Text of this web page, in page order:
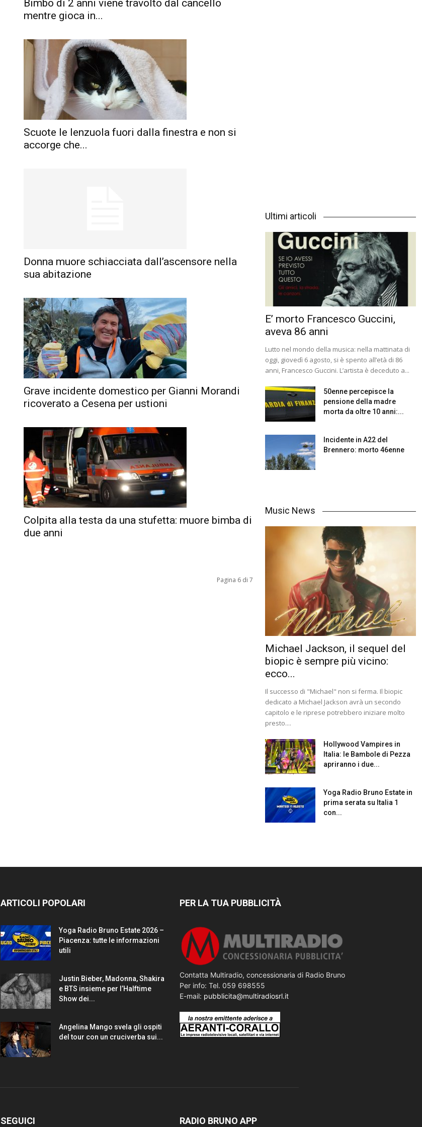
Bimbo di 2 anni viene travolto dal cancello
mentre gioca in...
Scuote le lenzuola fuori dalla finestra e non si
accorge che...
Donna muore schiacciata dall’ascensore nella
sua abitazione
Grave incidente domestico per Gianni Morandi
ricoverato a Cesena per ustioni
Colpita alla testa da una stufetta: muore bimba di
due anni
Pagina 6 di 7
Ultimi articoli
E’ morto Francesco Guccini,
aveva 86 anni
Lutto nel mondo della musica: nella mattinata di
oggi, giovedì 6 agosto, si è spento all’età di 86
anni, Francesco Guccini. L’artista è deceduto a...
50enne percepisce la
pensione della madre
morta da oltre 10 anni:...
Incidente in A22 del
Brennero: morto 46enne
Music News
Michael Jackson, il sequel del
biopic è sempre più vicino:
ecco...
Il successo di "Michael" non si ferma. Il biopic
dedicato a Michael Jackson avrà un secondo
capitolo e le riprese potrebbero iniziare molto
presto....
Hollywood Vampires in
Italia: le Bambole di Pezza
apriranno i due...
Yoga Radio Bruno Estate in
prima serata su Italia 1
con...
ARTICOLI POPOLARI
Yoga Radio Bruno Estate 2026 –
Piacenza: tutte le informazioni
utili
Justin Bieber, Madonna, Shakira
e BTS insieme per l’Halftime
Show dei...
Angelina Mango svela gli ospiti
del tour con un cruciverba sui...
PER LA TUA PUBBLICITÀ
Contatta Multiradio, concessionaria di Radio Bruno
Per info: Tel. 059 698555
E-mail: pubblicita@multiradiosrl.it
SEGUICI RADIO BRUNO APP